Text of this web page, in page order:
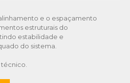
e o espaçamento
estruturais do
estabilidade e
do sistema.